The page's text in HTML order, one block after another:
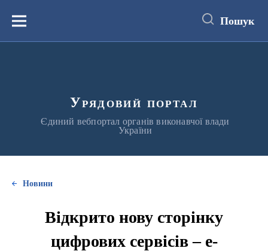
вмістуМеню Пошук
Урядовий портал
Єдиний вебпортал органів виконавчої влади
України
Новини
Відкрито нову сторінку
цифрових сервісів – е-